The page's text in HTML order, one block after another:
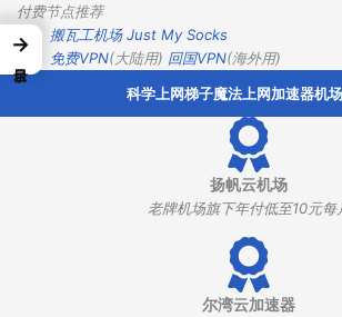
付费节点推荐
搬瓦工机场 Just My Socks
免费VPN(大陆用) 回国VPN(海外用)
科学上网梯子魔法上网加速器机
扬帆云机场
老牌机场旗下年付低至10元每
尔湾云加速器
→